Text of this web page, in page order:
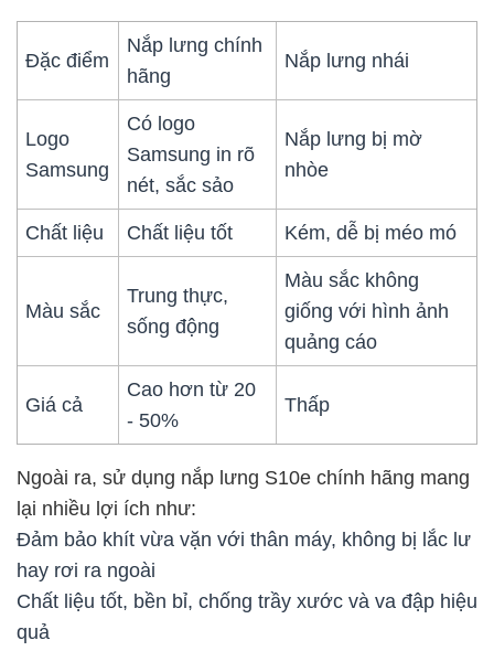
Đặc điểm
Nắp lưng chính
hãng
Nắp lưng nhái
Logo
Samsung
Có logo
Samsung in rõ
nét, sắc sảo
Nắp lưng bị mờ
nhòe
Chất liệu Chất liệu tốt Kém, dễ bị méo mó
Màu sắc
Trung thực,
sống động
Màu sắc không
giống với hình ảnh
quảng cáo
Giá cả
Cao hơn từ 20
- 50%
Thấp
Ngoài ra, sử dụng nắp lưng S10e chính hãng mang
lại nhiều lợi ích như:
Đảm bảo khít vừa vặn với thân máy, không bị lắc lư
hay rơi ra ngoài
Chất liệu tốt, bền bỉ, chống trầy xước và va đập hiệu
quả